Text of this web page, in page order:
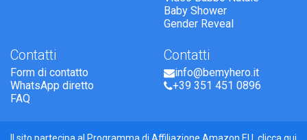
Baby Shower
Gender Reveal
Contatti
Form di contatto
WhatsApp diretto
FAQ
Contatti
info@bemyhero.it
+39 351 451 0896